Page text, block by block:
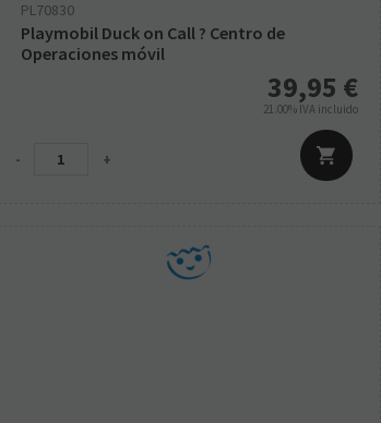
PL70830
Playmobil Duck on Call ? Centro de
Operaciones móvil
39,95 €
21.00% IVA incluido
- +